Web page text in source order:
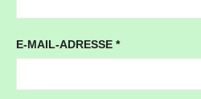
E-MAIL-ADRESSE *